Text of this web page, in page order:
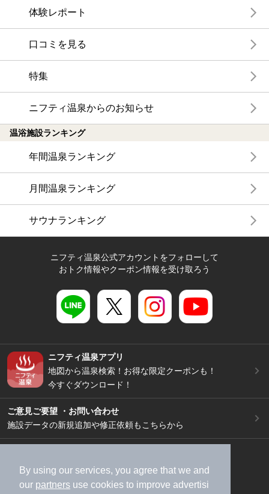
By using our services, you agree that we and
our partners use cookies to improve advertisi
体験レポート
口コミを見る
特集
ニフティ温泉からのお知らせ
温浴施設ランキング
年間温泉ランキング
月間温泉ランキング
サウナランキング
ニフティ温泉公式アカウントをフォローして
おトク情報やクーポン情報を受け取ろう
ニフティ温泉アプリ
地図から温泉検索！お得な限定クーポンも！
今すぐダウンロード！
ご意見ご要望 ・お問い合わせ
施設データの新規追加や修正依頼もこちらから
加盟店募集（資料請求）
広告出稿のご案内
利用規約
ライフスタイルMEMBERS+規約